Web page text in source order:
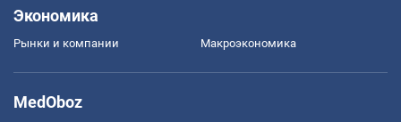
Экономика
Рынки и компании Mакроэкономика
MedOboz